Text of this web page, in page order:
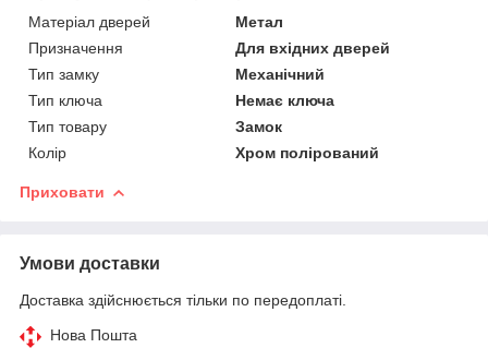
Матеріал дверей
Метал
Призначення
Для вхідних дверей
Тип замку
Механічний
Тип ключа
Немає ключа
Тип товару
Замок
Колір
Хром полірований
Приховати
Умови доставки
Доставка здійснюється тільки по передоплаті.
Нова Пошта